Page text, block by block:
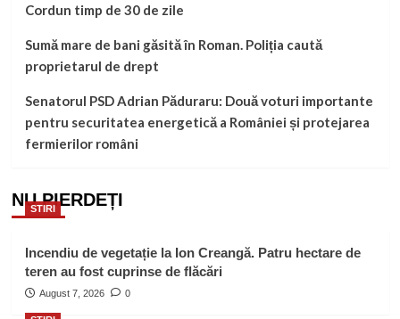
Cordun timp de 30 de zile
Sumă mare de bani găsită în Roman. Poliția caută
proprietarul de drept
Senatorul PSD Adrian Păduraru: Două voturi importante
pentru securitatea energetică a României și protejarea
fermierilor români
NU PIERDEȚI
STIRI
Incendiu de vegetație la Ion Creangă. Patru hectare de
teren au fost cuprinse de flăcări
August 7, 2026 0